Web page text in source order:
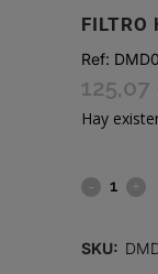
FILTRO
Ref:
125,07
Hay
FILTRO
SKU: